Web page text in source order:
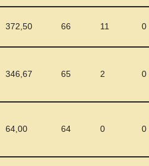
372,50 66 11 0
346,67 65 2 0
64,00 64 0 0